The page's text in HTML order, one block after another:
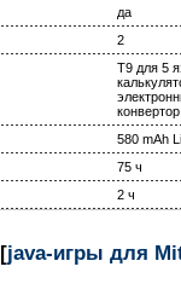
да
2
T9 для 5
580 mAh
75 ч
2 ч
[java-игры для